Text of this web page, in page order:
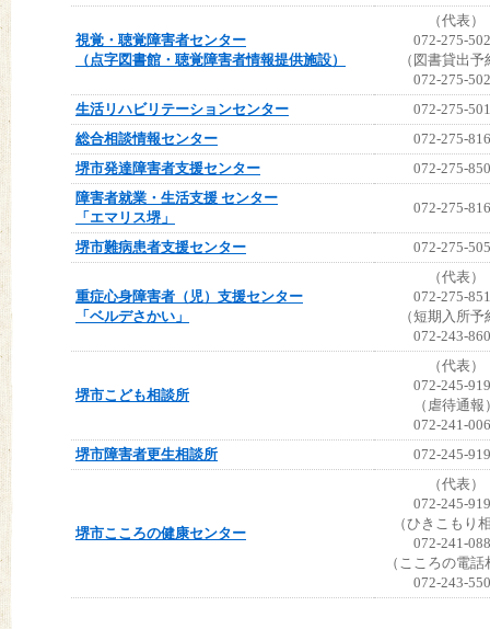
視覚・聴覚障害者センター
（点字図書館・聴覚障害者情報提供施設）
（代表）
072-275-
（図書貸出予
072-275-
生活リハビリテーションセンター
072-275-
総合相談情報センター
072-275-
堺市発達障害者支援センター
072-275-
障害者就業・生活支援 センター
「エマリス堺」
072-275-
堺市難病患者支援センター 072-275-
重症心身障害者（児）支援センター
「ベルデさかい」
（代表）
072-275-
（短期入所予
072-243-
堺市こども相談所
（代表）
072-245-
（虐待通報
072-241-
堺市障害者更生相談所
072-245-
堺市こころの健康センター
（代表）
072-245-
（ひきこもり
072-241-
（こころの電
072-243-